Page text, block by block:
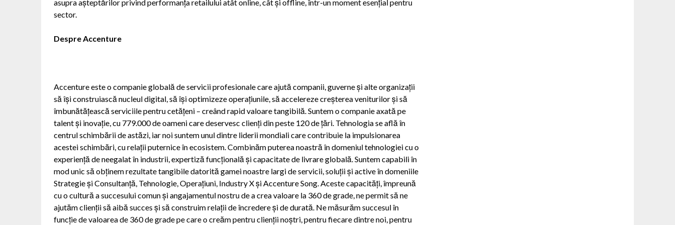
asupra așteptărilor privind performanța retailului atât online, cât și offline, într-un moment esențial pentru
sector.
Despre Accenture
Accenture este o companie globală de servicii profesionale care ajută companii, guverne și alte organizații
să își construiască nucleul digital, să își optimizeze operațiunile, să accelereze creșterea veniturilor și să
îmbunătățească serviciile pentru cetățeni – creând rapid valoare tangibilă. Suntem o companie axată pe
talent și inovație, cu 779.000 de oameni care deservesc clienți din peste 120 de țări. Tehnologia se află în
centrul schimbării de astăzi, iar noi suntem unul dintre liderii mondiali care contribuie la impulsionarea
acestei schimbări, cu relații puternice în ecosistem. Combinăm puterea noastră în domeniul tehnologiei cu o
experiență de neegalat în industrii, expertiză funcțională și capacitate de livrare globală. Suntem capabili în
mod unic să obținem rezultate tangibile datorită gamei noastre largi de servicii, soluții și active în domeniile
Strategie și Consultanță, Tehnologie, Operațiuni, Industry X și Accenture Song. Aceste capacități, împreună
cu o cultură a succesului comun și angajamentul nostru de a crea valoare la 360 de grade, ne permit să ne
ajutăm clienții să aibă succes și să construim relații de încredere și de durată. Ne măsurăm succesul în
funcție de valoarea de 360 de grade pe care o creăm pentru clienții noștri, pentru fiecare dintre noi, pentru